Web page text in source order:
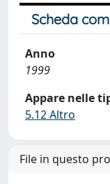
Scheda
Anno
1999
Appare nelle
5.12 Altro
File in questo